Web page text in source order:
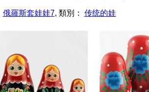
俄羅斯套娃娃7, 類別： 传统的娃